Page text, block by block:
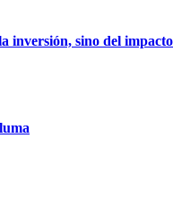
sino del